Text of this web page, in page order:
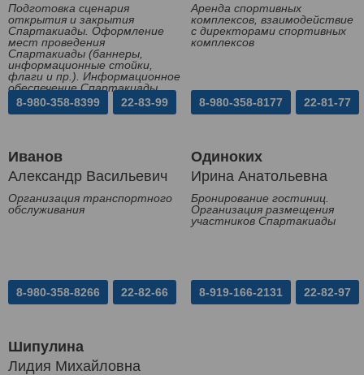
Подготовка сценария
открытия и закрытия
Спартакиады. Оформление
мест проведения
Спартакиады (баннеры,
информационные стойки,
флаги и пр.). Информационное
обеспечение Спартакиады
8-980-358-8399
22-83-99
Аренда спортивных
комплексов, взаимодействие
с директорами спортивных
комплексов
8-980-358-8177 22-81-77
Иванов
Александр Васильевич
Организация транспортного
обслуживания
8-980-358-8266 22-82-66
Одиноких
Ирина Анатольевна
Бронирование гостиниц.
Организация размещения
участников Спартакиады
8-919-166-2131 22-82-97
Шипулина
Лидия Михайловна